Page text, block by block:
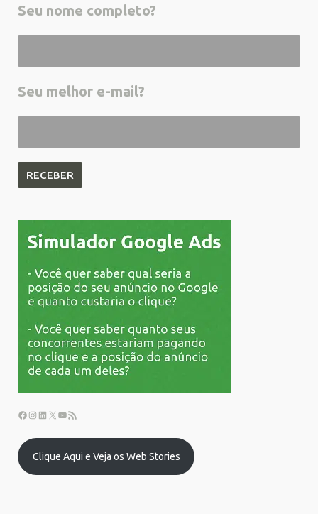
Seu nome completo?
Seu melhor e-mail?
Clique Aqui e Veja os Web Stories